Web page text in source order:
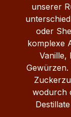
unserer
oder
komplexe
Vanille,
Gewürzen.
wodurch